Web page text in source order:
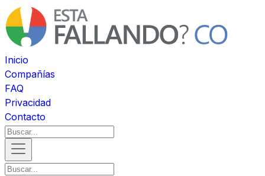
Inicio
Compañías
FAQ
Privacidad
Contacto